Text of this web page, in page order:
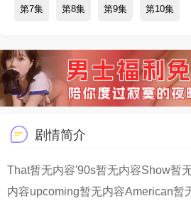
第7集 第8集 第9集 第10集
剧情简介
That暂无内容'90s暂无内容Show暂
内容upcoming暂无内容American暂